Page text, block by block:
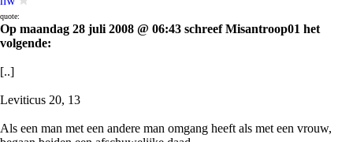
quote:
Op maandag 28 juli 2008 @ 06:43 schreef Misantroop01 het
volgende:
[..]
Leviticus 20, 13
Als een man met een andere man omgang heeft als met een vrouw,